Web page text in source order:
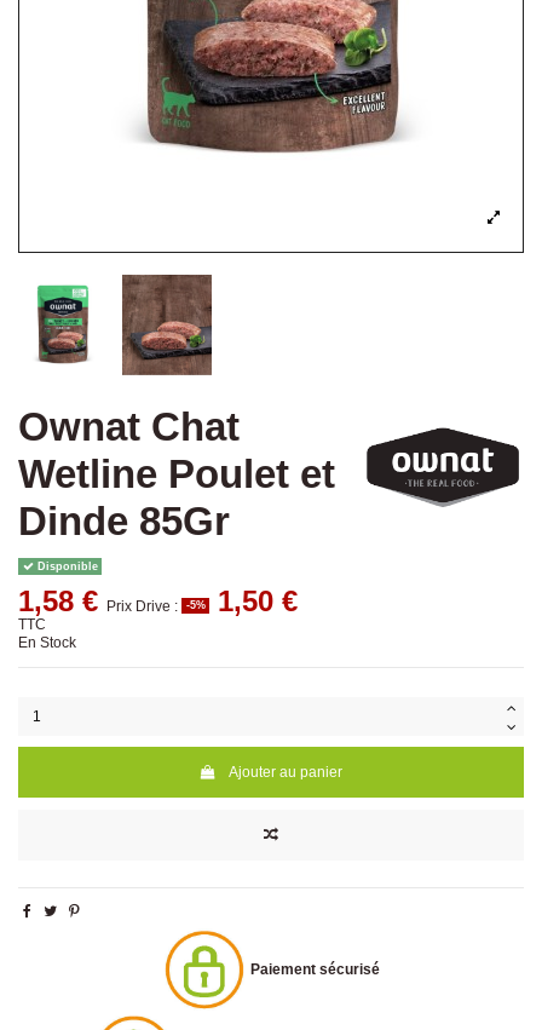
Ownat Chat
Wetline Poulet et
Dinde 85Gr
Disponible
1,58 € Prix Drive : -5% 1,50 €
TTC
En Stock
Ajouter au panier
Paiement sécurisé